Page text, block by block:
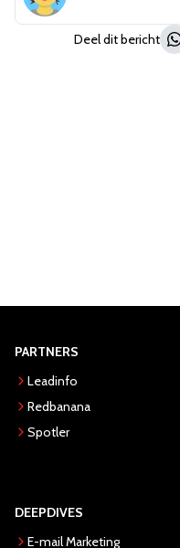
Deel dit bericht
PARTNERS
Leadinfo
Redbanana
Spotler
DEEPDIVES
E-mail Marketing